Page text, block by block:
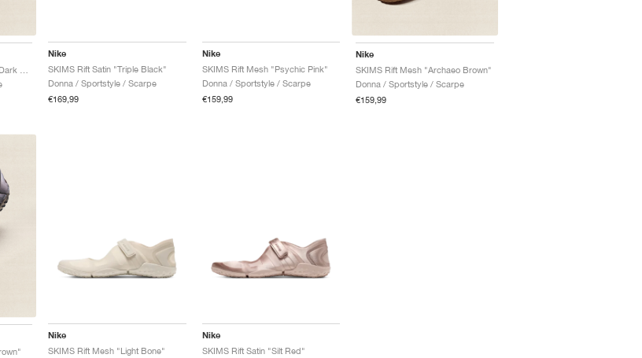
Nike
SKIMS Rift Satin "Triple Black"
Donna / Sportstyle / Scarpe
€169,99
Nike
SKIMS Rift Mesh "Psychic Pink"
Donna / Sportstyle / Scarpe
€159,99
Nike
SKIMS Rift Mesh "Archaeo Brown"
Donna / Sportstyle / Scarpe
€159,99
Nike
SKIMS Rift Mesh "Light Bone"
Nike
SKIMS Rift Satin "Silt Red"